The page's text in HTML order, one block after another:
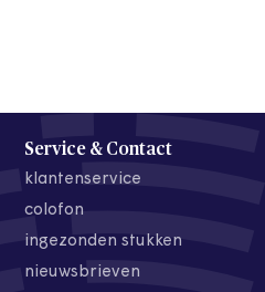
Service & Contact
klantenservice
colofon
ingezonden stukken
nieuwsbrieven